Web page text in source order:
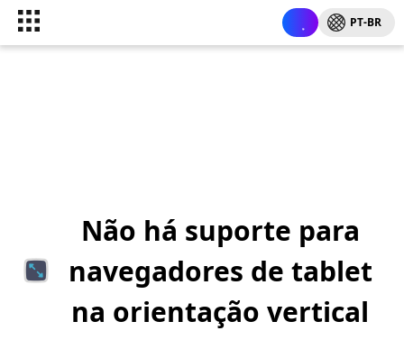
PT-BR
Não há suporte para
navegadores de tablet
na orientação vertical